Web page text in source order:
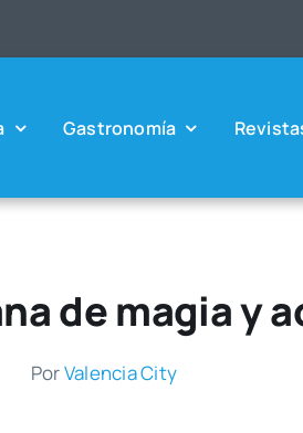
Gas­tro­no­mía
de magia y
PorValen­cia City